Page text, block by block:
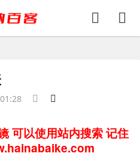
可以使用站内搜索 记住